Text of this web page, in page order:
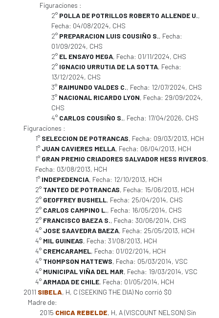
Figuraciones :
2° POLLA DE POTRILLOS ROBERTO ALLENDE U.,
Fecha: 04/08/2024, CHS
2° PREPARACION LUIS COUSIÑO S., Fecha:
01/09/2024, CHS
2° EL ENSAYO MEGA, Fecha: 01/11/2024, CHS
2° IGNACIO URRUTIA DE LA SOTTA, Fecha:
13/12/2024, CHS
3° RAIMUNDO VALDES C., Fecha: 12/07/2024, CHS
3° NACIONAL RICARDO LYON, Fecha: 29/09/2024,
CHS
4° CARLOS COUSIÑO S., Fecha: 17/04/2026, CHS
Figuraciones :
1° SELECCION DE POTRANCAS, Fecha: 09/03/2013, HCH
1° JUAN CAVIERES MELLA, Fecha: 06/04/2013, HCH
1° GRAN PREMIO CRIADORES SALVADOR HESS RIVEROS,
Fecha: 03/08/2013, HCH
1° INDEPEDENCIA, Fecha: 12/10/2013, HCH
2° TANTEO DE POTRANCAS, Fecha: 15/06/2013, HCH
2° GEOFFREY BUSHELL, Fecha: 25/04/2014, CHS
2° CARLOS CAMPINO L., Fecha: 16/05/2014, CHS
2° FRANCISCO BAEZA S., Fecha: 30/06/2014, CHS
4° JOSE SAAVEDRA BAEZA, Fecha: 25/05/2013, HCH
4° MIL GUINEAS, Fecha: 31/08/2013, HCH
4° CREMCARAMEL, Fecha: 01/02/2014, HCH
4° THOMPSON MATTEWS, Fecha: 05/03/2014, VSC
4° MUNICIPAL VIÑA DEL MAR, Fecha: 19/03/2014, VSC
4°ARMADA DE CHILE, Fecha: 01/05/2014, HCH
2011 SIBELA, H, C (SEEKING THE DIA) No corrió $0
Madre de:
2015 CHICA REBELDE, H, A (VISCOUNT NELSON) Sin